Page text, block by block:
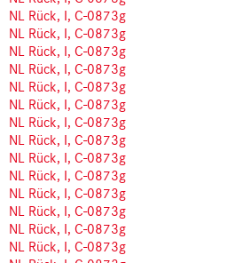
NL Rück, I, C-0873g
NL Rück, I, C-0873g
NL Rück, I, C-0873g
NL Rück, I, C-0873g
NL Rück, I, C-0873g
NL Rück, I, C-0873g
NL Rück, I, C-0873g
NL Rück, I, C-0873g
NL Rück, I, C-0873g
NL Rück, I, C-0873g
NL Rück, I, C-0873g
NL Rück, I, C-0873g
NL Rück, I, C-0873g
NL Rück, I, C-0873g